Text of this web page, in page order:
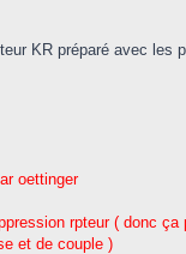
KR préparé avec les
oettinger
rpteur ( donc ça
et de couple )